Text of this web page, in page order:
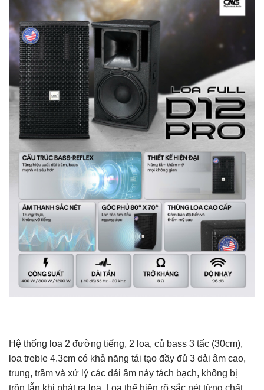
Hệ thống loa 2 đường tiếng, 2 loa, củ bass 3 tấc (30cm),
loa treble 4.3cm có khả năng tái tạo đầy đủ 3 dải âm cao,
trung, trầm và xử lý các dải âm này tách bạch, không bị
trộn lẫn khi phát ra loa. Loa thể hiện rõ sắc nét từng chất